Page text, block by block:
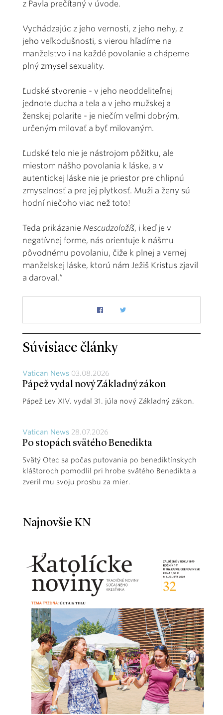
z Pavla prečítaný v úvode.
Vychádzajúc z jeho vernosti, z jeho nehy, z
jeho veľkodušnosti, s vierou hľadíme na
manželstvo i na každé povolanie a chápeme
plný zmysel sexuality.
Ľudské stvorenie - v jeho neoddeliteľnej
jednote ducha a tela a v jeho mužskej a
ženskej polarite - je niečím veľmi dobrým,
určeným milovať a byť milovaným.
Ľudské telo nie je nástrojom pôžitku, ale
miestom nášho povolania k láske, a v
autentickej láske nie je priestor pre chlipnú
zmyselnosť a pre jej plytkosť. Muži a ženy sú
hodní niečoho viac než toto!
Teda prikázanie Nescudzoložíš, i keď je v
negatívnej forme, nás orientuje k nášmu
pôvodnému povolaniu, čiže k plnej a vernej
manželskej láske, ktorú nám Ježiš Kristus zjavil
a daroval.“
Súvisiace články
Vatican News 03.08.2026
Pápež vydal nový Základný zákon
Pápež Lev XIV. vydal 31. júla nový Základný zákon.
Vatican News 28.07.2026
Po stopách svätého Benedikta
Svätý Otec sa počas putovania po benediktínskych
kláštoroch pomodlil pri hrobe svätého Benedikta a
zveril mu svoju prosbu za mier.
Najnovšie KN